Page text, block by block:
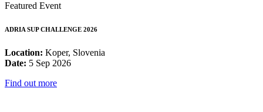
Featured Event
ADRIA SUP CHALLENGE 2026
Location: Koper, Slovenia
Date: 5 Sep 2026
Find out more